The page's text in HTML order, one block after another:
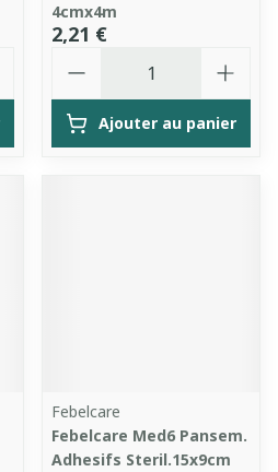
4cmx4m
2,21 €
Ajouter au panier
Febelcare
Febelcare Med6 Pansem.
Adhesifs Steril.15x9cm